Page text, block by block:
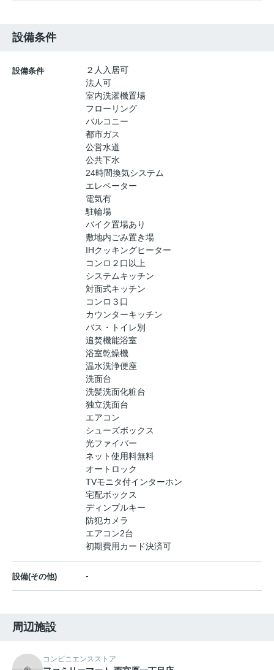
設備条件
設備条件
２人入居可
法人可
室内洗濯機置場
フローリング
バルコニー
都市ガス
公営水道
公共下水
24時間換気システム
エレベーター
電気有
駐輪場
バイク置場あり
敷地内ごみ置き場
IHクッキングヒーター
コンロ２口以上
システムキッチン
対面式キッチン
コンロ３口
カウンターキッチン
バス・トイレ別
追焚機能浴室
浴室乾燥機
温水洗浄便座
洗面台
洗髪洗面化粧台
独立洗面台
エアコン
シューズボックス
光ファイバー
ネット使用料無料
オートロック
TVモニタ付インターホン
宅配ボックス
ディンプルキー
防犯カメラ
エアコン2台
初期費用カード決済可
設備(その他) -
周辺施設
コンビニエンスストア